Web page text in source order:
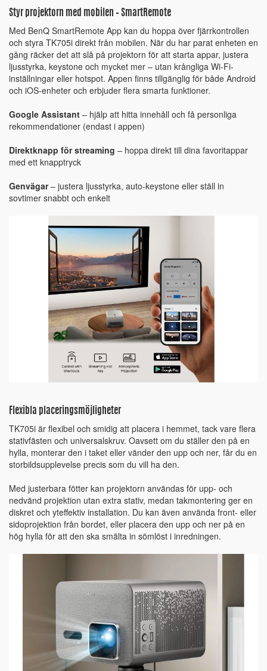
Styr projektorn med mobilen – SmartRemote
Med BenQ SmartRemote App kan du hoppa över fjärrkontrollen
och styra TK705i direkt från mobilen. När du har parat enheten en
gång räcker det att slå på projektorn för att starta appar, justera
ljusstyrka, keystone och mycket mer – utan krångliga Wi-Fi-
inställningar eller hotspot. Appen finns tillgänglig för både Android
och iOS-enheter och erbjuder flera smarta funktioner.
Google Assistant – hjälp att hitta innehåll och få personliga
rekommendationer (endast i appen)
Direktknapp för streaming – hoppa direkt till dina favoritappar
med ett knapptryck
Genvägar– justera ljusstyrka, auto-keystone eller ställ in
sovtimer snabbt och enkelt
Flexibla placeringsmöjligheter
TK705i är flexibel och smidig att placera i hemmet, tack vare flera
stativfästen och universalskruv. Oavsett om du ställer den på en
hylla, monterar den i taket eller vänder den upp och ner, får du en
storbildsupplevelse precis som du vill ha den.
Med justerbara fötter kan projektorn användas för upp- och
nedvänd projektion utan extra stativ, medan takmontering ger en
diskret och yteffektiv installation. Du kan även använda front- eller
sidoprojektion från bordet, eller placera den upp och ner på en
hög hylla för att den ska smälta in sömlöst i inredningen.